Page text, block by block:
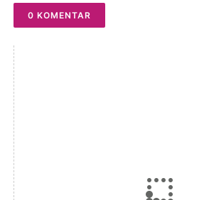
0 KOMENTAR